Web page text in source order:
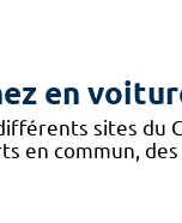
en
sites du
en commun,